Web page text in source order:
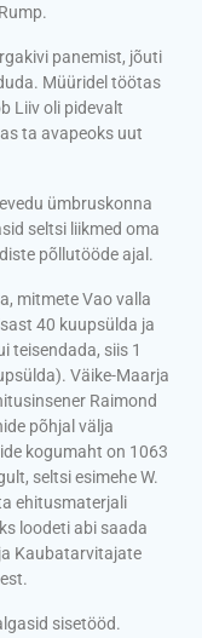
panemist, jõuti
Müüridel töötas
Liiv oli pidevalt
ta avapeoks uut
ümbruskonna
seltsi liikmed oma
põllutööde ajal.
mitmete Vao valla
40 kuupsülda ja
teisendada, siis 1
Väike-Maarja
Raimond
põhjal välja
kogumaht on 1063
seltsi esimehe W.
ehitusmaterjali
loodeti abi saada
Kaubatarvitajate
sisetööd.